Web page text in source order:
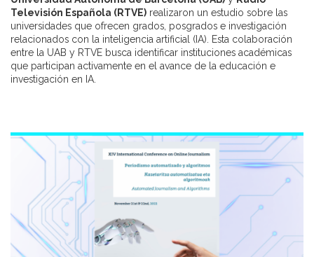
Televisión Española (RTVE) realizaron un estudio sobre las
universidades que ofrecen grados, posgrados e investigación
relacionados con la inteligencia artificial (IA). Esta colaboración
entre la UAB y RTVE busca identificar instituciones académicas
que participan activamente en el avance de la educación e
investigación en IA.